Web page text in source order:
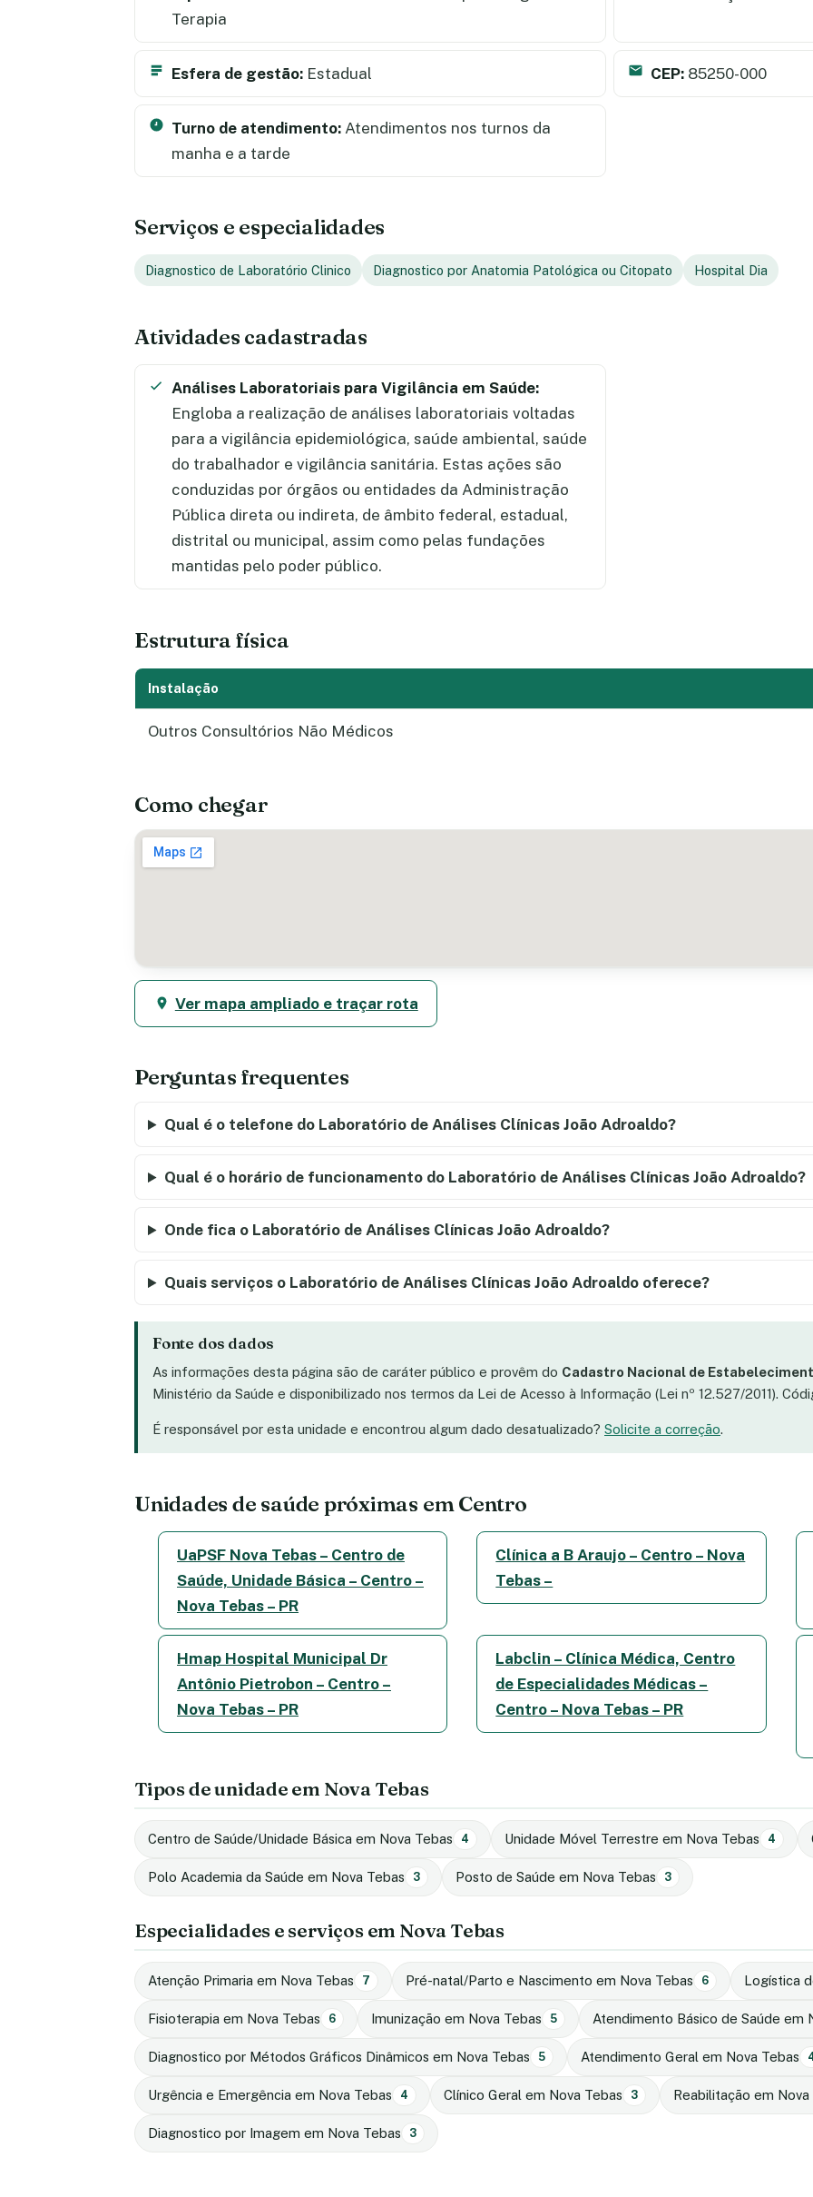
Terapia
Esfera de gestão: Estadual CEP: 85250-000
Turno de atendimento: Atendimentos nos turnos da
manha e a tarde
Serviços e especialidades
Diagnostico de Laboratório Clinico Diagnostico por Anatomia Patológica ou Citopato Hospital Dia
Atividades cadastradas
Análises Laboratoriais para Vigilância em Saúde:
Engloba a realização de análises laboratoriais voltadas
para a vigilância epidemiológica, saúde ambiental, saúde
do trabalhador e vigilância sanitária. Estas ações são
conduzidas por órgãos ou entidades da Administração
Pública direta ou indireta, de âmbito federal, estadual,
distrital ou municipal, assim como pelas fundações
mantidas pelo poder público.
Estrutura física
Instalação
Outros Consultórios Não Médicos
Como chegar
Ver mapa ampliado e traçar rota
Perguntas frequentes
Qual é o telefone do Laboratório de Análises Clínicas João Adroaldo?
Qual é o horário de funcionamento do Laboratório de Análises Clínicas João Adroaldo?
Onde fica o Laboratório de Análises Clínicas João Adroaldo?
Quais serviços o Laboratório de Análises Clínicas João Adroaldo oferece?
Fonte dos dados
As informações desta página são de caráter público e provêm do Cadastro Nacional de
Ministério da Saúde e disponibilizado nos termos da Lei de Acesso à Informação (Lei nº 12.527/2011).
É responsável por esta unidade e encontrou algum dado desatualizado? Solicite a correção.
Unidades de saúde próximas em Centro
UaPSF Nova Tebas – Centro de
Saúde, Unidade Básica – Centro –
Nova Tebas – PR
Clínica a B Araujo – Centro – Nova
Tebas –
Hmap Hospital Municipal Dr
Antônio Pietrobon – Centro –
Nova Tebas – PR
Labclin – Clínica Médica, Centro
de Especialidades Médicas –
Centro – Nova Tebas – PR
Tipos de unidade em Nova Tebas
Centro de Saúde/Unidade Básica em Nova Tebas 4 Unidade Móvel Terrestre em Nova Tebas 4
Polo Academia da Saúde em Nova Tebas 3 Posto de Saúde em Nova Tebas 3
Especialidades e serviços em Nova Tebas
Atenção Primaria em Nova Tebas 7 Pré-natal/Parto e Nascimento em Nova Tebas 6 Logística
Fisioterapia em Nova Tebas 6 Imunização em Nova Tebas 5 Atendimento Básico de Saúde em
Diagnostico por Métodos Gráficos Dinâmicos em Nova Tebas 5 Atendimento Geral em Nova Tebas
Urgência e Emergência em Nova Tebas 4 Clínico Geral em Nova Tebas 3 Reabilitação em Nova
Diagnostico por Imagem em Nova Tebas 3